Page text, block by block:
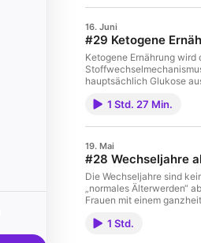
integrierst Wenn du nach
„Natürlich proteinreich“
natürlichen Rezepten,
16. Juni
#29 Ketogene
Ketogene Ernährung
hauptsächlich Glukose
auch im
sprechen darüber, was
und echter Ketose
kannwelche
kannwelche häufigen
Deep Dive in den
1 Std. 27 Min.
19. Mai
#28 Wechseljahre
Die Wechseljahre sind
„normales Älterwerden“
Frauen mit einem
Symptome logisch sind
1 Std.